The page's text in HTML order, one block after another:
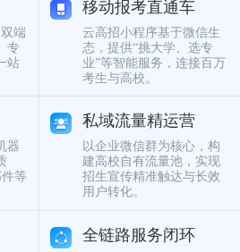
端
专
站
移动报考直通车
云高招小程序基于微信生
态，提供“挑大学、选专
业”等智能服务，连接百万
考生与高校。
器
等
私域流量精运营
以企业微信群为核心，构
建高校自有流量池，实现
招生宣传精准触达与长效
用户转化。
全链路服务闭环